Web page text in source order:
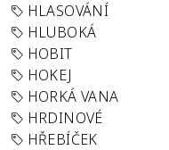
HLASOVÁNÍ
HLUBOKÁ
HOBIT
HOKEJ
HORKÁ VANA
HRDINOVÉ
HŘEBÍČEK